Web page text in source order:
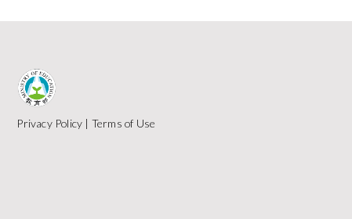
Privacy Policy | Terms of Use